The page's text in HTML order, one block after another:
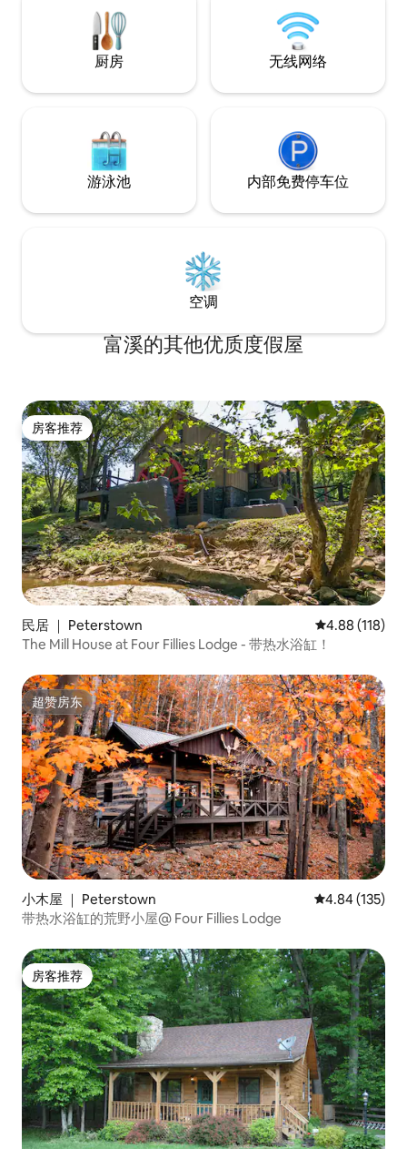
到鲶鱼池。20分
场。30分钟到40
分钟到Mtn
到酒庄。
厨房 无线网络
游泳池 内部免费停车位
空调
富溪的其他优质度假屋
房客推荐
房客推荐
民居 ｜ Peterstown 平均评分 4.88
4.88 (118)
The Mill House at Four Fillies Lodge - 带热水浴缸！
超赞房东
超赞房东
小木屋 ｜ Peterstown 平均评分 4.84
4.84 (135)
带热水浴缸的荒野小屋@ Four Fillies Lodge
房客推荐
房客推荐